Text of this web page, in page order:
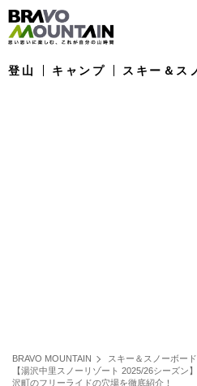
登山 キャンプ スキー＆ス
BRAVO MOUNTAIN
スキー＆スノーボード
【湯沢中里スノーリゾート 2025/26シーズン
沢町のフリーライドの穴場を徹底紹介！